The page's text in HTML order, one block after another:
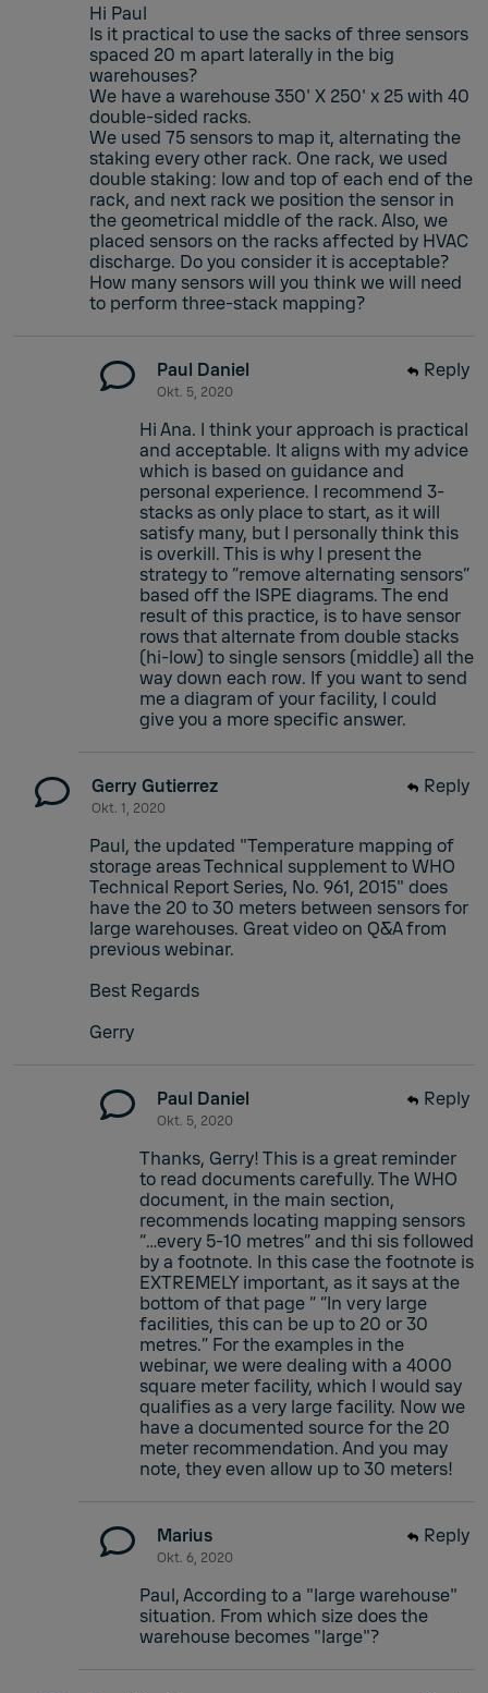
Hi Paul
Is it practical to use the sacks of three sensors
spaced 20 m apart laterally in the big
warehouses?
We have a warehouse 350' X 250' x 25 with 40
double-sided racks.
We used 75 sensors to map it, alternating the
staking every other rack. One rack, we used
double staking: low and top of each end of the
rack, and next rack we position the sensor in
the geometrical middle of the rack. Also, we
placed sensors on the racks affected by HVAC
discharge. Do you consider it is acceptable?
How many sensors will you think we will need
to perform three-stack mapping?
Paul Daniel
Okt. 5, 2020
Hi Ana. I think your approach is practical
and acceptable. It aligns with my advice
which is based on guidance and
personal experience. I recommend 3-
stacks as only place to start, as it will
satisfy many, but I personally think this
is overkill. This is why I present the
strategy to “remove alternating sensors”
based off the ISPE diagrams. The end
result of this practice, is to have sensor
rows that alternate from double stacks
(hi-low) to single sensors (middle) all the
way down each row. If you want to send
me a diagram of your facility, I could
give you a more specific answer.
Reply
Gerry Gutierrez
Okt. 1, 2020
Paul, the updated "Temperature mapping of
storage areas Technical supplement to WHO
Technical Report Series, No. 961, 2015" does
have the 20 to 30 meters between sensors for
large warehouses. Great video on Q&A from
previous webinar.
Best Regards
Gerry
Reply
Paul Daniel
Okt. 5, 2020
Thanks, Gerry! This is a great reminder
to read documents carefully. The WHO
document, in the main section,
recommends locating mapping sensors
“…every 5-10 metres” and thi sis followed
by a footnote. In this case the footnote is
EXTREMELY important, as it says at the
bottom of that page “ “In very large
facilities, this can be up to 20 or 30
metres.” For the examples in the
webinar, we were dealing with a 4000
square meter facility, which I would say
qualifies as a very large facility. Now we
have a documented source for the 20
meter recommendation. And you may
note, they even allow up to 30 meters!
Reply
Marius
Okt. 6, 2020
Paul, According to a "large warehouse"
situation. From which size does the
warehouse becomes "large"?
Reply